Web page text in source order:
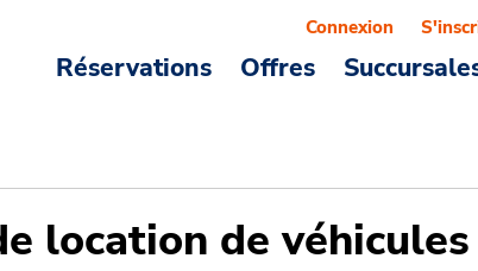
Réservations Offres
Connexion
location de